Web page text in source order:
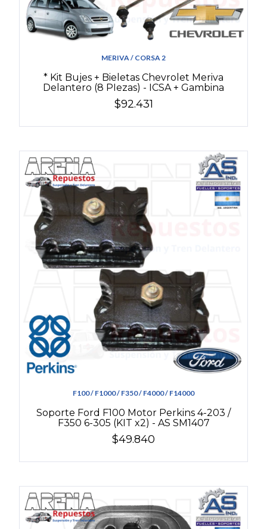
MERIVA / CORSA 2
* Kit Bujes + Bieletas Chevrolet Meriva
Delantero (8 PIezas) - ICSA + Gambina
$92.431
F100 / F1000 / F350 / F4000 / F14000
Soporte Ford F100 Motor Perkins 4-203 /
F350 6-305 (KIT x2) - AS SM1407
$49.840